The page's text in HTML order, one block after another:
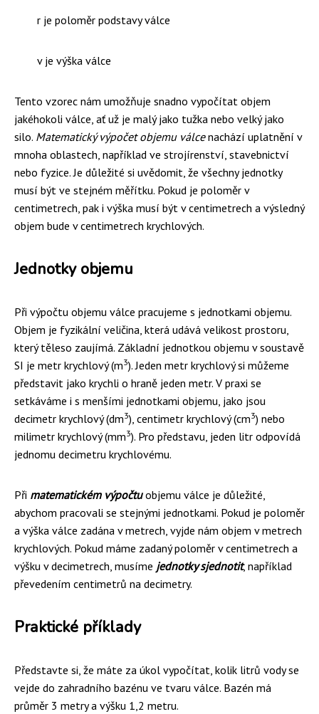
r je poloměr podstavy válce
v je výška válce
Tento vzorec nám umožňuje snadno vypočítat objem
jakéhokoli válce, ať už je malý jako tužka nebo velký jako
silo. Matematický výpočet objemu válcenachází uplatnění v
mnoha oblastech, například ve strojírenství, stavebnictví
nebo fyzice. Je důležité si uvědomit, že všechny jednotky
musí být ve stejném měřítku. Pokud je poloměr v
centimetrech, pak i výška musí být v centimetrech a výsledný
objem bude v centimetrech krychlových.
Jednotky objemu
Při výpočtu objemu válce pracujeme s jednotkami objemu.
Objem je fyzikální veličina, která udává velikost prostoru,
který těleso zaujímá. Základní jednotkou objemu v soustavě
SI je metr krychlový (m3). Jeden metr krychlový si můžeme
představit jako krychli o hraně jeden metr. V praxi se
setkáváme i s menšími jednotkami objemu, jako jsou
decimetr krychlový (dm3), centimetr krychlový (cm3) nebo
milimetr krychlový (mm3). Pro představu, jeden litr odpovídá
jednomu decimetru krychlovému.
Při matematickém výpočtuobjemu válce je důležité,
abychom pracovali se stejnými jednotkami. Pokud je poloměr
a výška válce zadána v metrech, vyjde nám objem v metrech
krychlových. Pokud máme zadaný poloměr v centimetrech a
výšku v decimetrech, musíme jednotky sjednotit, například
převedením centimetrů na decimetry.
Praktické příklady
Představte si, že máte za úkol vypočítat, kolik litrů vody se
vejde do zahradního bazénu ve tvaru válce. Bazén má
průměr 3 metry a výšku 1,2 metru.